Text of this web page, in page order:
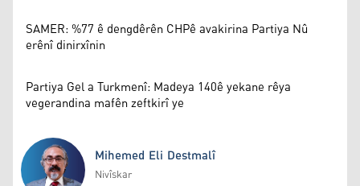
SAMER: %77 ê dengdêrên CHPê avakirina Partiya Nû
erênî dinirxînin
Partiya Gel a Turkmenî: Madeya 140ê yekane rêya
vegerandina mafên zeftkirî ye
Mihemed Eli Destmalî
Nivîskar